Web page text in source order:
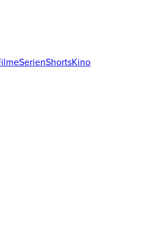
SerienShortsKino